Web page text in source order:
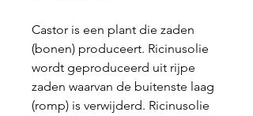
Castor is een plant die zaden
(bonen) produceert. Ricinusolie
wordt geproduceerd uit rijpe
zaden waarvan de buitenste laag
(romp) is verwijderd. Ricinusolie